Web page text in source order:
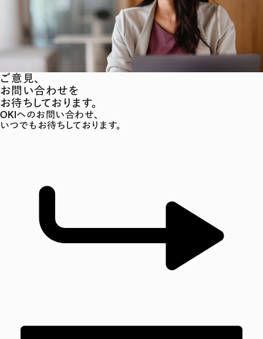
ご意見、
お問い合わせを
お待ちしております。
OKIへのお問い合わせ、
いつでもお待ちしております。